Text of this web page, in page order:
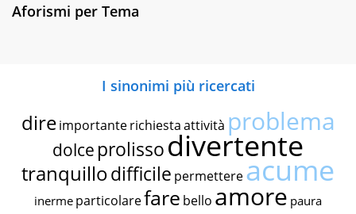
Aforismi per Tema
I sinonimi più ricercati
dire importante richiestaattività problema
dolce prolissodivertente
tranquillodifficile permettereacume
inerme particolarefare bello amore paura